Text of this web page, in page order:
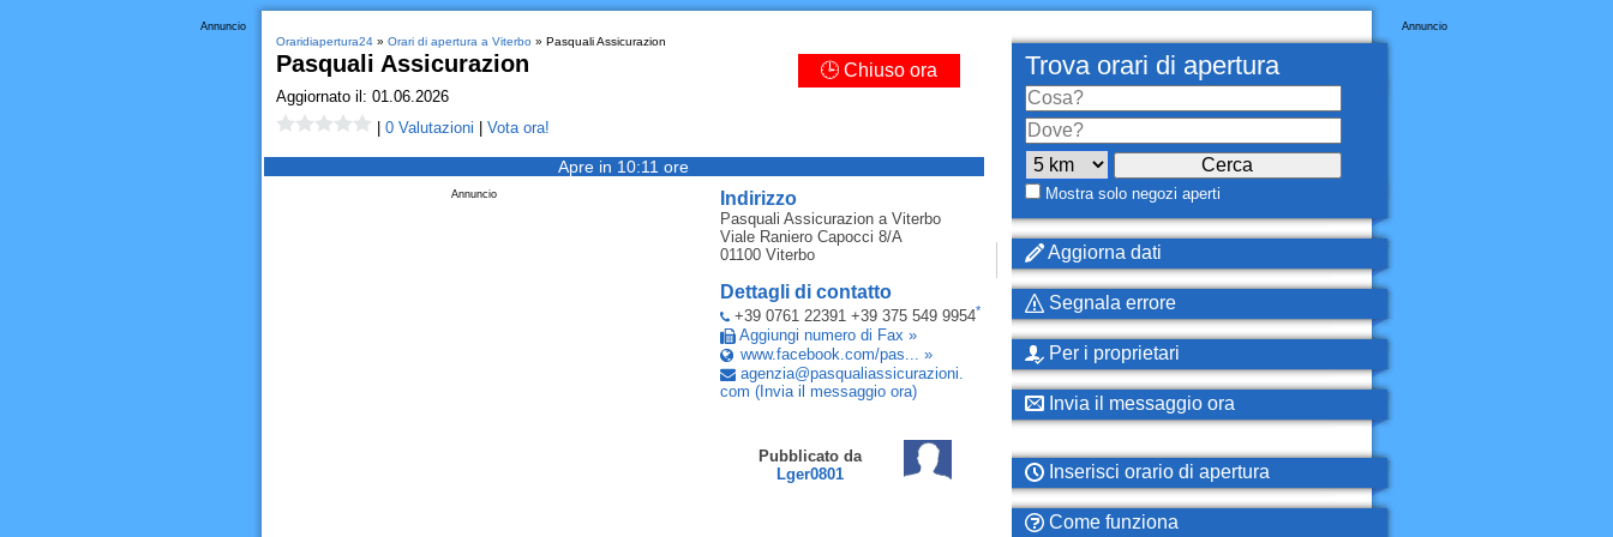
Annuncio
Oraridiapertura24» Orari di apertura a Viterbo» Pasquali Assicurazion
Pasquali Assicurazion 🕒 Chiuso ora
Aggiornato il: 01.06.2026
0 Valutazioni Vota ora!
Apre in 10:11 ore
Indirizzo
Pasquali Assicuraziona Viterbo
Viale Raniero Capocci 8/A
01100 Viterbo
Dettagli di contatto
+39 0761 22391 +39 375 549 9954*
Aggiungi numero di Fax »
www.facebook.com/pas... »
agenzia@pasqualiassicurazioni.
com (Invia il messaggio ora)
Pubblicato da
Lger0801
Annuncio
Annuncio
Trova orari di apertura
Mostra solo negozi aperti
Aggiorna dati
Segnala errore
Per i proprietari
Invia il messaggio ora
Inserisci orario di apertura
Come funziona